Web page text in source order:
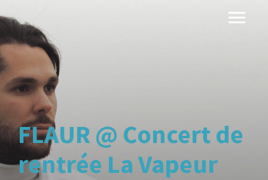
FLAUR @ Concert de
rentrée La Vapeur